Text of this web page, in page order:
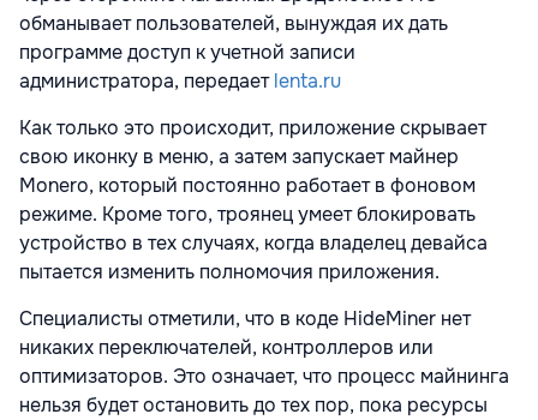
обманывает пользователей, вынуждая их дать
программе доступ к учетной записи
администратора, передаетlenta.ru
Как только это происходит, приложение скрывает
свою иконку в меню, а затем запускает майнер
Monero, который постоянно работает в фоновом
режиме. Кроме того, троянец умеет блокировать
устройство в тех случаях, когда владелец девайса
пытается изменить полномочия приложения.
Специалисты отметили, что в коде HideMiner нет
никаких переключателей, контроллеров или
оптимизаторов. Это означает, что процесс майнинга
нельзя будет остановить до тех пор, пока ресурсы